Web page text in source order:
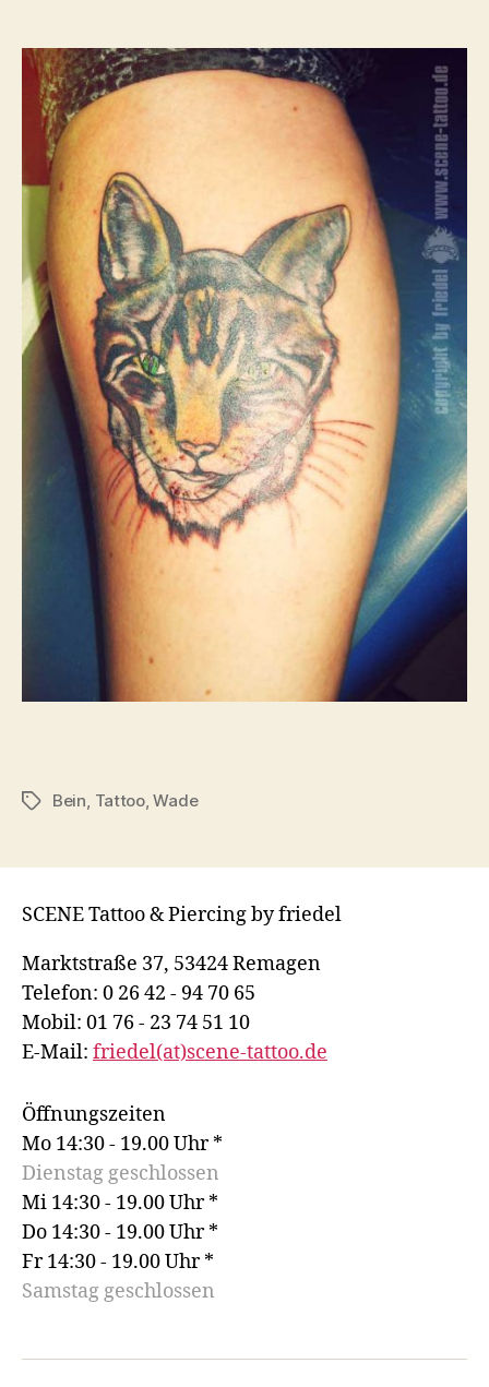
Schlagwörter
Bein Tattoo,Wade
SCENE Tattoo & Piercing by friedel
Marktstraße 37, 53424 Remagen
Telefon: 0 26 42 - 94 70 65
Mobil: 01 76 - 23 74 51 10
E-Mail: friedel(at)scene-tattoo.de
Öffnungszeiten
Mo 14:30 - 19.00 Uhr *
Dienstag geschlossen
Mi 14:30 - 19.00 Uhr *
Do 14:30 - 19.00 Uhr *
Fr 14:30 - 19.00 Uhr *
Samstag geschlossen